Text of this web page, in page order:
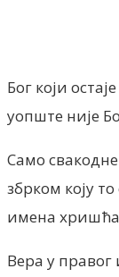
Бог који
уопште није
Само
збрком коју
имена
Вера у правог